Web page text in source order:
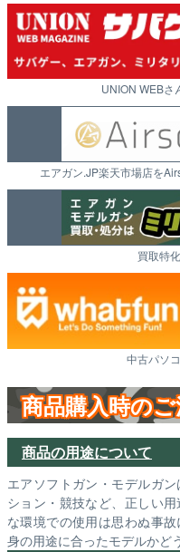
UNION WEBさ
エアガン.JP楽天市場店を
買取特
中古パソ
商品購入時の
商品の用途について
エアソフトガン・モデルガ
ション・競技など、正しい
な環境での使用は思わぬ事
身の用途に合ったモデルかど